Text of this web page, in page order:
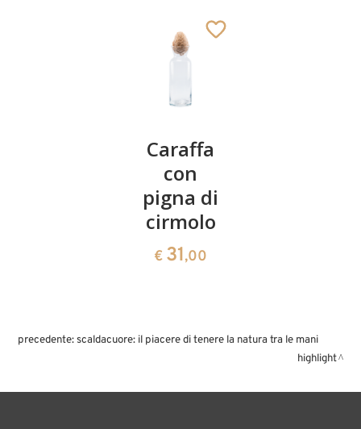
Caraffa
con
pigna di
cirmolo
€ 31,00
precedente:scaldacuore: il piacere di tenere la natura tra le mani
highlight